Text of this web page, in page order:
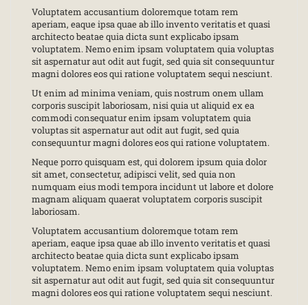
Voluptatem accusantium doloremque totam rem
aperiam, eaque ipsa quae ab illo invento veritatis et quasi
architecto beatae quia dicta sunt explicabo ipsam
voluptatem. Nemo enim ipsam voluptatem quia voluptas
sit aspernatur aut odit aut fugit, sed quia sit consequuntur
magni dolores eos qui ratione voluptatem sequi nesciunt.
Ut enim ad minima veniam, quis nostrum onem ullam
corporis suscipit laboriosam, nisi quia ut aliquid ex ea
commodi consequatur enim ipsam voluptatem quia
voluptas sit aspernatur aut odit aut fugit, sed quia
consequuntur magni dolores eos qui ratione voluptatem.
Neque porro quisquam est, qui dolorem ipsum quia dolor
sit amet, consectetur, adipisci velit, sed quia non
numquam eius modi tempora incidunt ut labore et dolore
magnam aliquam quaerat voluptatem corporis suscipit
laboriosam.
Voluptatem accusantium doloremque totam rem
aperiam, eaque ipsa quae ab illo invento veritatis et quasi
architecto beatae quia dicta sunt explicabo ipsam
voluptatem. Nemo enim ipsam voluptatem quia voluptas
sit aspernatur aut odit aut fugit, sed quia sit consequuntur
magni dolores eos qui ratione voluptatem sequi nesciunt.